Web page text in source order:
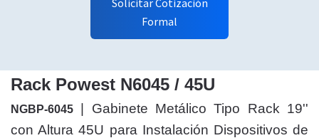
Solicitar Cotización
Formal
Rack Powest N6045 / 45U
NGBP-6045
Gabinete Metálico Tipo Rack 19''
con Altura 45U para Instalación Dispositivos de